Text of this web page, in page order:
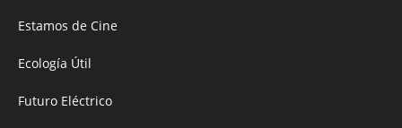
Estamos de Cine
Ecología Útil
Futuro Eléctrico